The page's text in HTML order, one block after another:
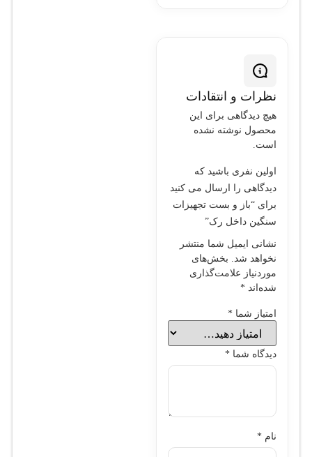
نظرات و انتقادات
هیچ دیدگاهی برای این
محصول نوشته نشده
است.
اولین نفری باشید که
دیدگاهی را ارسال می کنید
برای “باز و بست تجهیزات
سنگین داخل رک”
نشانی ایمیل شما منتشر
نخواهد شد.
بخش‌های
موردنیاز علامت‌گذاری
شده‌اند *
امتیاز شما *
دیدگاه شما *
نام *